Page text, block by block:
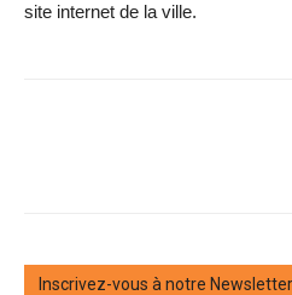
site internet de la ville.
Inscrivez-vous à notre Newsletter